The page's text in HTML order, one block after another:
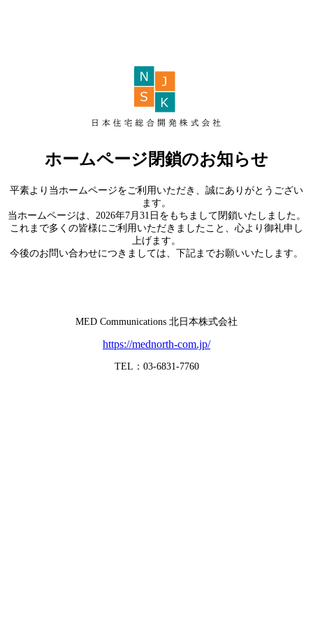
ホームページ閉鎖のお知らせ
平素より当ホームページをご利用いただき、誠にありがとうござい
ます。
当ホームページは、2026年7月31日をもちまして閉鎖いたしました。
これまで多くの皆様にご利用いただきましたこと、心より御礼申し
上げます。
今後のお問い合わせにつきましては、下記までお願いいたします。
MED Communications 北日本株式会社
https://mednorth-com.jp/
TEL：03-6831-7760